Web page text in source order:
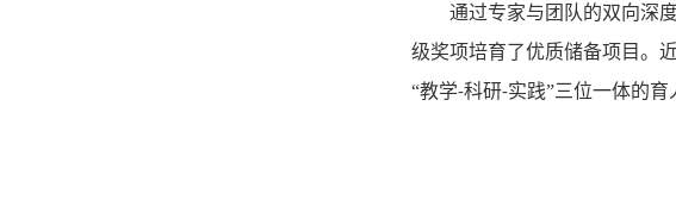
通过专家与团队的双向深
级奖项培育了优质储备项目。
“教学-科研-实践”三位一体的